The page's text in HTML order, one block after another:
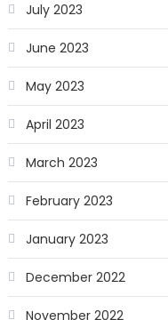
July 2023
June 2023
May 2023
April 2023
March 2023
February 2023
January 2023
December 2022
November 2022